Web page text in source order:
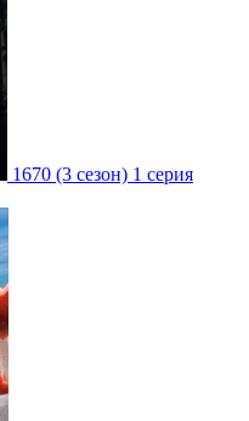
1670 (3 сезон) 1 серия